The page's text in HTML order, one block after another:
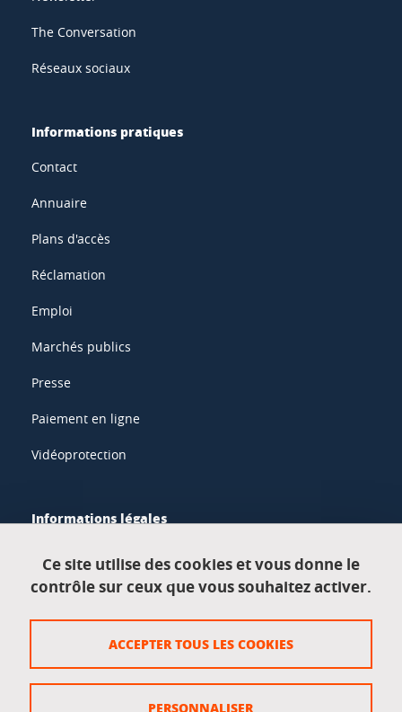
The Conversation
Réseaux sociaux
Informations pratiques
Contact
Annuaire
Plans d'accès
Réclamation
Emploi
Marchés publics
Presse
Paiement en ligne
Vidéoprotection
Informations légales
Données personnelles
Crédits
Ce site utilise des cookies et vous donne le
contrôle sur ceux que vous souhaitez activer.
ACCEPTER TOUS LES COOKIES
PERSONNALISER